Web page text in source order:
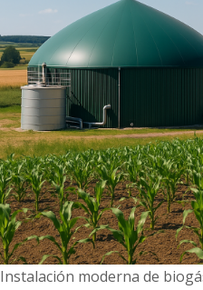
Instalación moderna de